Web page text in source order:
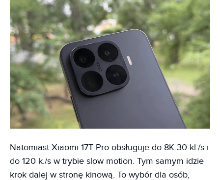
Natomiast Xiaomi 17T Pro obsługuje do 8K 30 kl./s i
do 120 k./s w trybie slow motion. Tym samym idzie
krok dalej w stronę kinową. To wybór dla osób,